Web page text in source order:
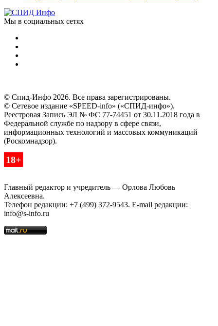
Мы в социальных сетях
© Спид-Инфо 2026. Все права зарегистрированы.
© Сетевое издание «SPEED-info» («СПИД-инфо»).
Реестровая Запись ЭЛ № ФС 77-74451 от 30.11.2018 года в
Федеральной службе по надзору в сфере связи,
информационных технологий и массовых коммуникаций
(Роскомнадзор).
18+
Главный редактор и учредитель — Орлова Любовь
Алексеевна.
Телефон редакции: +7 (499) 372-9543. E-mail редакции:
info@s-info.ru